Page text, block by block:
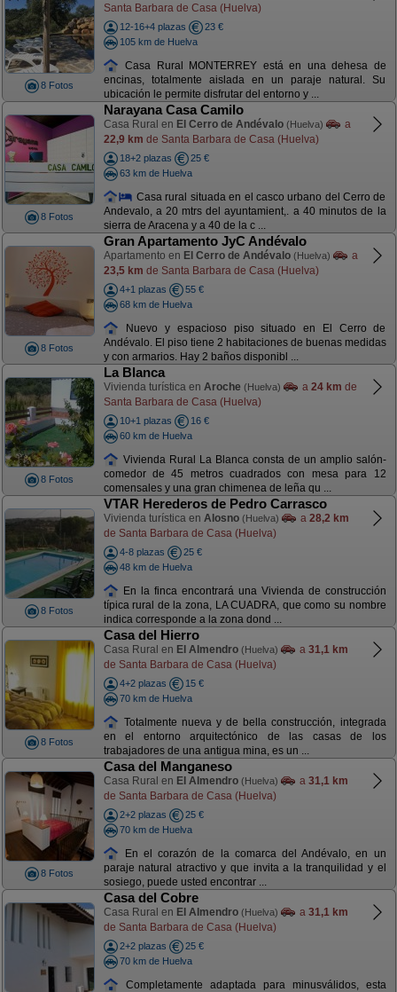
8 Fotos
Santa Barbara de Casa (Huelva)
12-16+4 plazas
23 €
105 km de Huelva
Casa Rural MONTERREY está en una dehesa de
encinas, totalmente aislada en un paraje natural. Su
ubicación le permite disfrutar del entorno y ...
8 Fotos
Narayana Casa Camilo
Casa Rural en El Cerro de Andévalo (Huelva)
a
22,9 km de Santa Barbara de Casa (Huelva)
18+2 plazas
25 €
63 km de Huelva
Casa rural situada en el casco urbano del Cerro de
Andevalo, a 20 mtrs del ayuntamient,. a 40 minutos de la
sierra de Aracena y a 40 de la c ...
8 Fotos
Gran Apartamento JyC Andévalo
Apartamento en El Cerro de Andévalo (Huelva)
a
23,5 km de Santa Barbara de Casa (Huelva)
4+1 plazas
55 €
68 km de Huelva
Nuevo y espacioso piso situado en El Cerro de
Andévalo. El piso tiene 2 habitaciones de buenas medidas
y con armarios. Hay 2 baños disponibl ...
8 Fotos
La Blanca
Vivienda turística en Aroche (Huelva) a 24 km de
Santa Barbara de Casa (Huelva)
10+1 plazas
16 €
60 km de Huelva
Vivienda Rural La Blanca consta de un amplio salón-
comedor de 45 metros cuadrados con mesa para 12
comensales y una gran chimenea de leña qu ...
8 Fotos
VTAR Herederos de Pedro Carrasco
Vivienda turística en Alosno (Huelva) a 28,2 km
de Santa Barbara de Casa (Huelva)
4-8 plazas
25 €
48 km de Huelva
En la finca encontrará una Vivienda de construcción
típica rural de la zona, LA CUADRA, que como su nombre
indica corresponde a la zona dond ...
8 Fotos
Casa del Hierro
Casa Rural en El Almendro (Huelva) a 31,1 km
de Santa Barbara de Casa (Huelva)
4+2 plazas
15 €
70 km de Huelva
Totalmente nueva y de bella construcción, integrada
en el entorno arquitectónico de las casas de los
trabajadores de una antigua mina, es un ...
8 Fotos
Casa del Manganeso
Casa Rural en El Almendro (Huelva) a 31,1 km
de Santa Barbara de Casa (Huelva)
2+2 plazas
25 €
70 km de Huelva
En el corazón de la comarca del Andévalo, en un
paraje natural atractivo y que invita a la tranquilidad y el
sosiego, puede usted encontrar ...
Casa del Cobre
Casa Rural en El Almendro (Huelva) a 31,1 km
de Santa Barbara de Casa (Huelva)
2+2 plazas
25 €
70 km de Huelva
Completamente adaptada para minusválidos, esta